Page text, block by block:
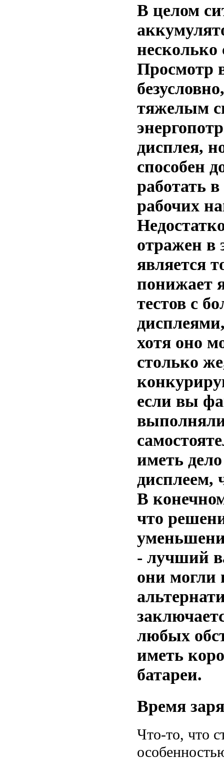
В целом
Просмотр
тяжелым
дисплея,
способен
работать
рабочих
отражен в
является
понижает
тестов с
хотя оно
столько
если вы
иметь
дисплеем,
В
что
- лучший
они могли
любых
иметь
батареи.
Время
Что-то, что